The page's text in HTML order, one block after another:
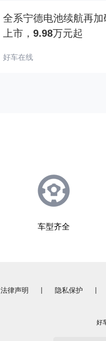
全系宁德电池续航再
上市，9.98万元起
好车在线
车型齐全
法律声明 | 隐私保护 |
好